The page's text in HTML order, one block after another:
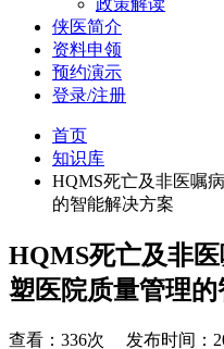
侠医简介
资料申领
预约演示
登录/注册
首页
知识库
HQMS死亡及非医嘱
的智能解决方案
HQMS死亡及非
塑医院质量管理
查看：336次 发布时间：